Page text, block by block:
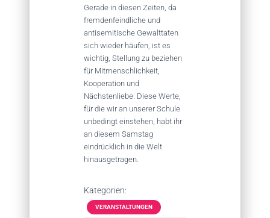
Gerade in diesen Zeiten, da
fremdenfeindliche und
antisemitische Gewalttaten
sich wieder häufen, ist es
wichtig, Stellung zu beziehen
für Mitmenschlichkeit,
Kooperation und
Nächstenliebe. Diese Werte,
für die wir an unserer Schule
unbedingt einstehen, habt ihr
an diesem Samstag
eindrücklich in die Welt
hinausgetragen.
Kategorien:
VERANSTALTUNGEN